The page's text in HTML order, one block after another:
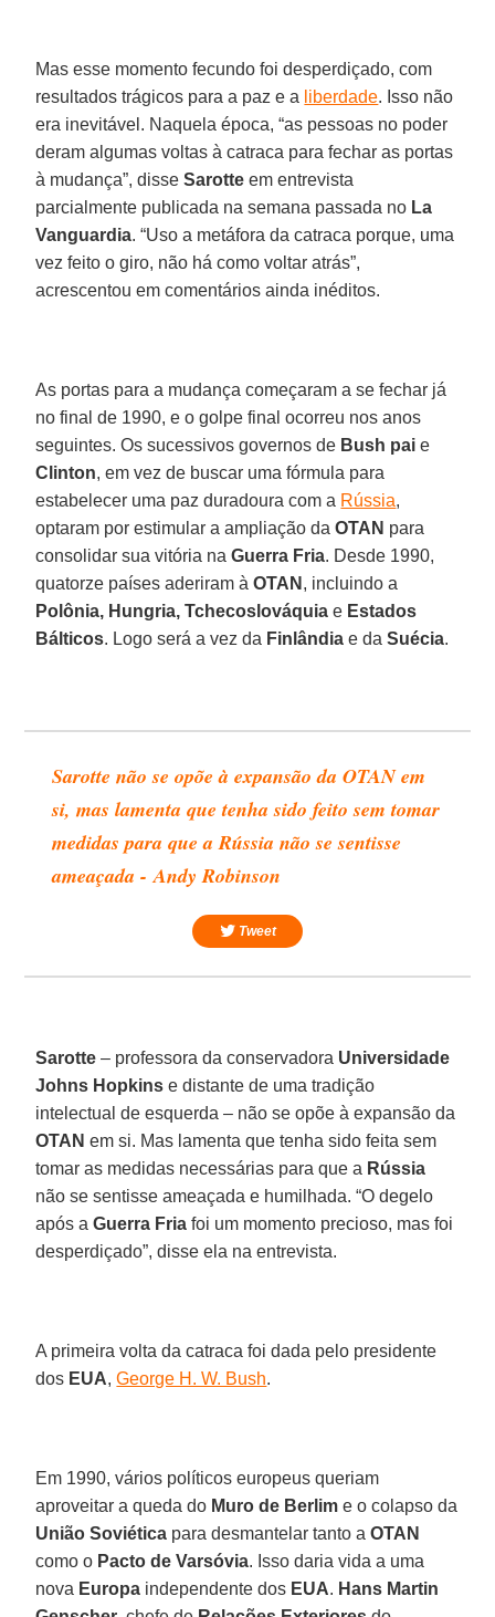
Mas esse momento fecundo foi desperdiçado, com
resultados trágicos para a paz e a liberdade. Isso não
era inevitável. Naquela época, “as pessoas no poder
deram algumas voltas à catraca para fechar as portas
à mudança”, disseSarotte em entrevista
parcialmente publicada na semana passada no La
Vanguardia. “Uso a metáfora da catraca porque, uma
vez feito o giro, não há como voltar atrás”,
acrescentou em comentários ainda inéditos.
As portas para a mudança começaram a se fechar já
no final de 1990, e o golpe final ocorreu nos anos
seguintes. Os sucessivos governos de Bush pai e
Clinton, em vez de buscar uma fórmula para
estabelecer uma paz duradoura com a Rússia,
optaram por estimular a ampliação daOTAN para
consolidar sua vitória naGuerra Fria. Desde 1990,
quatorze países aderiram àOTAN , incluindo a
Polônia, Hungria, Tchecoslováquia e Estados
Bálticos. Logo será a vez da Finlândia e daSuécia.
Sarotte não se opõe à expansão da OTAN em
si, mas lamenta que tenha sido feito sem tomar
medidas para que a Rússia não se sentisse
ameaçada - Andy Robinson
Tweet
Sarotte – professora da conservadora Universidade
Johns Hopkins e distante de uma tradição
intelectual de esquerda – não se opõe à expansão da
OTAN em si. Mas lamenta que tenha sido feita sem
tomar as medidas necessárias para que a Rússia
não se sentisse ameaçada e humilhada. “O degelo
após aGuerra Fria foi um momento precioso, mas foi
desperdiçado”, disse ela na entrevista.
A primeira volta da catraca foi dada pelo presidente
dos EUA,George H. W. Bush.
Em 1990, vários políticos europeus queriam
aproveitar a queda do Muro de Berlim e o colapso da
União Soviética para desmantelar tanto aOTAN
como o Pacto de Varsóvia. Isso daria vida a uma
nova Europa independente dos EUA. Hans Martin